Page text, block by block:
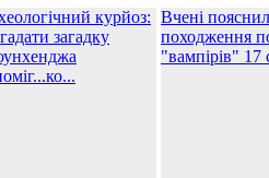
курйоз:
загадку
Вчені
походження
"вампірів" 17